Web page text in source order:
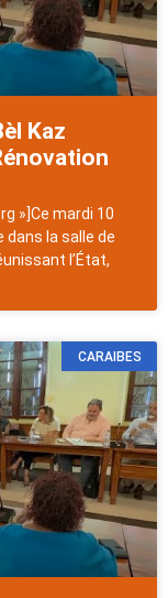
Kaz
»]Ce mardi 10
dans la salle de
l’État,
CARAIBES